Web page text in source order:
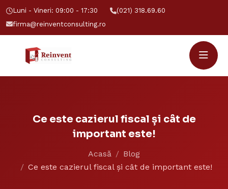
Luni - Vineri: 09:00 - 17:30
(021) 318.69.60
firma@reinventconsulting.ro
Ce este cazierul fiscal și cât de
important este!
Acasă
Blog
Ce este cazierul fiscal și cât de important este!